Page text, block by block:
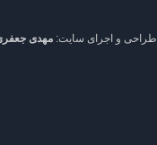
طراحی و اجرای سایت: مهدی